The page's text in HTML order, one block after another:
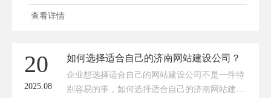
次的钜惠活动，错过再等一年！具体活动如下：
茶叶一盒（总计100盒，先到先得）；5，做网站
赠送一个季度GEO；以上活动不可同时共享，活
动最终解释权归济南传承网络技术有限所有，九
查看详情
20
2025.08
如何选择适合自己的济南网站建设公司？
企业想选择适合自己的网站建设公司不是一件特
别容易的事，如何选择适合自己的济南网站建设